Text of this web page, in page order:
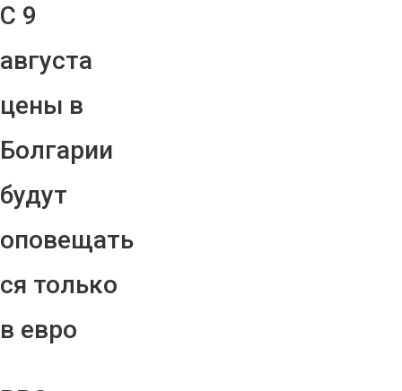
С 9
августа
цены в
Болгарии
будут
оповещать
ся только
в евро